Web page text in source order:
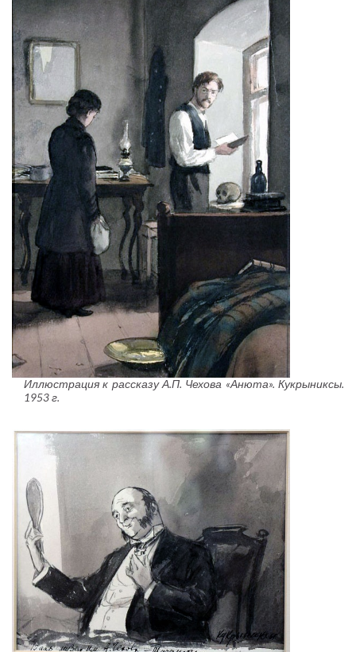
Иллюстрация к рассказу А.П. Чехова «Анюта». Кукрыниксы.
1953 г.